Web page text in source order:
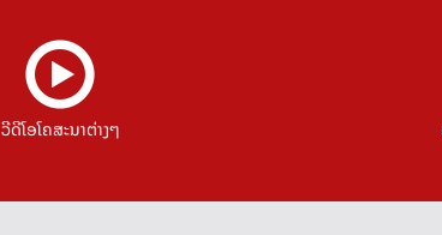
ວີດີໂອໂຄສະນາຕ່າງໆ